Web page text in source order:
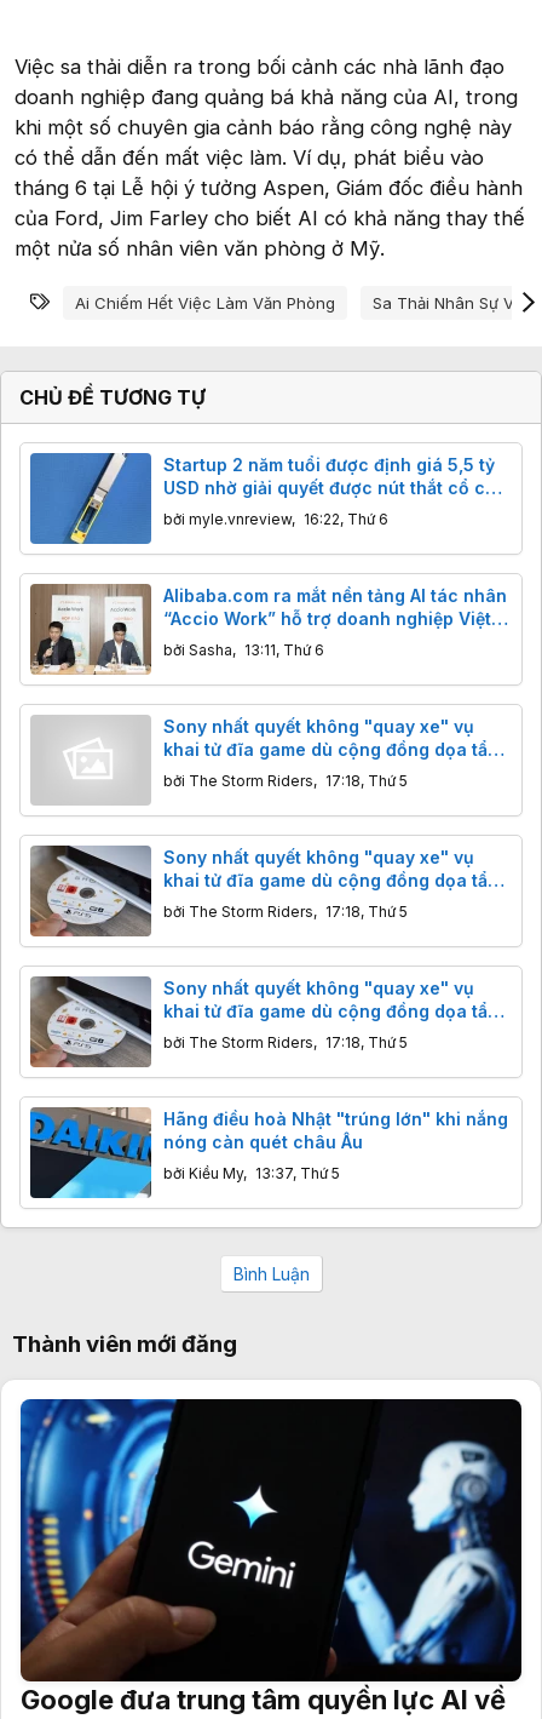
Việc sa thải diễn ra trong bối cảnh các nhà lãnh đạo
doanh nghiệp đang quảng bá khả năng của AI, trong
khi một số chuyên gia cảnh báo rằng công nghệ này
có thể dẫn đến mất việc làm. Ví dụ, phát biểu vào
tháng 6 tại Lễ hội ý tưởng Aspen, Giám đốc điều hành
của Ford, Jim Farley cho biết AI có khả năng thay thế
một nửa số nhân viên văn phòng ở Mỹ.
Từ khóa
Ai Chiếm Hết Việc Làm Văn Phòng Sa Thải Nhân Sự Vì Ai
CHỦ ĐỀ TƯƠNG TỰ
Startup 2 năm tuổi được định giá 5,5 tỷ
USD nhờ giải quyết được nút thắt cổ chai
của chip AI
bởi myle.vnreview, 16:22, Thứ 6
Alibaba.com ra mắt nền tảng AI tác nhân
“Accio Work” hỗ trợ doanh nghiệp Việt
xuất khẩu
bởi Sasha, 13:11, Thứ 6
Sony nhất quyết không "quay xe" vụ
khai tử đĩa game dù cộng đồng dọa tẩy
chay
bởi The Storm Riders, 17:18, Thứ 5
Sony nhất quyết không "quay xe" vụ
khai tử đĩa game dù cộng đồng dọa tẩy
chay
bởi The Storm Riders, 17:18, Thứ 5
Sony nhất quyết không "quay xe" vụ
khai tử đĩa game dù cộng đồng dọa tẩy
chay
bởi The Storm Riders, 17:18, Thứ 5
Hãng điều hoà Nhật "trúng lớn" khi nắng
nóng càn quét châu Âu
bởi Kiều My, 13:37, Thứ 5
Bình Luận
Thành viên mới đăng
Google đưa trung tâm quyền lực AI về